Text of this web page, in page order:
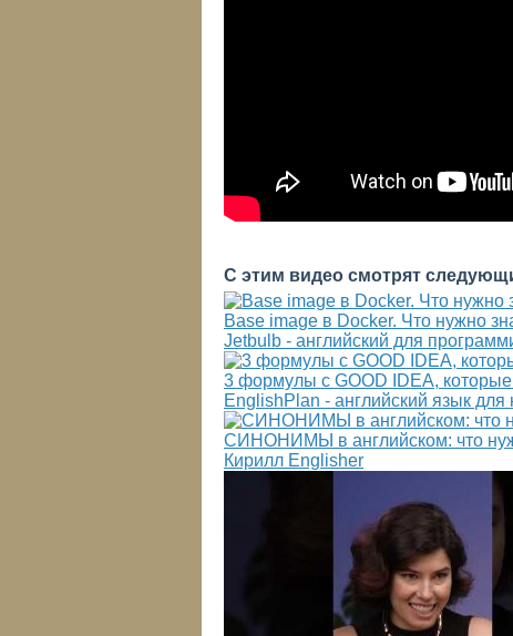
С этим видео смотрят
Base image в Docker. Что нужно
Jetbulb - английский для
3 формулы с GOOD IDEA, которые
EnglishPlan - английский язык
СИНОНИМЫ в английском: что
Кирилл Englisher